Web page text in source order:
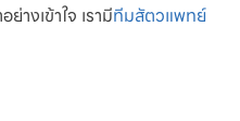
างเข้าใจ เรามีทีมสัตวแพทย์